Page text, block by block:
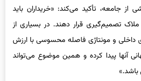
از جامعه، تأکید می‌کند: «خریداران باید
تصمیم‌گیری قرار دهند. در بسیاری از
داخلی و مونتاژی فاصله محسوسی با ارزش
آنها پیدا کرده و همین موضوع می‌تواند
باشد.»